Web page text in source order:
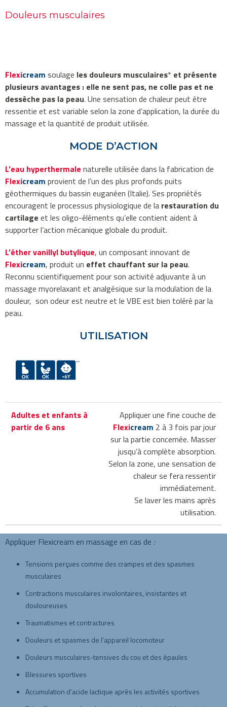
Douleurs musculaires
Flexicream soulage les douleurs musculaires* et présente
plusieurs avantages : elle ne sent pas, ne colle pas et ne
dessèche pas la peau. Une sensation de chaleur peut être
ressentie et est variable selon la zone d’application, la durée du
massage et la quantité de produit utilisée.
MODE D’ACTION
L’eau hyperthermale naturelle utilisée dans la fabrication de
Flexicream provient de l’un des plus profonds puits
géothermiques du bassin euganéen (Italie). Ses propriétés
encouragent le processus physiologique de la restauration du
cartilage et les oligo-éléments qu’elle contient aident à
supporter l’action mécanique globale du produit.
L’éther vanillyl butylique, un composant innovant de
Flexicream, produit un effet chauffant sur la peau.
Reconnu scientifiquement pour son activité adjuvante à un
massage myorelaxant et analgésique sur la modulation de la
douleur, son odeur est neutre et le VBE est bien toléré par la
peau.
UTILISATION
Adultes et enfants à
partir de 6 ans
Appliquer une fine couche de
Flexicream 2 à 3 fois par jour
sur la partie concernée. Masser
jusqu’à complète absorption.
Selon la zone, une sensation de
chaleur se fera ressentir
immédiatement.
Se laver les mains après
utilisation.
Appliquer Flexicream en massage en cas de :
Tensions perçues comme des crampes et des spasmes
musculaires
Contractions musculaires involontaires, insistantes et
douloureuses
Traumatismes et contractures
Douleurs et spasmes de l’appareil locomoteur
Douleurs musculaires-tensives du cou et des épaules
Blessures sportives
Accumulation d’acide lactique après les activités sportives